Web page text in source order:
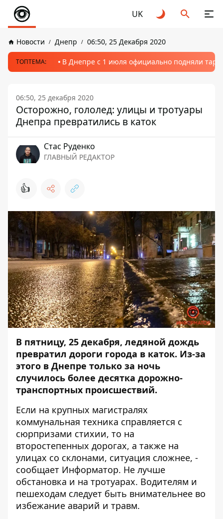
UK
Новости Днепр 06:50, 25 Декабря 2020
ТОПТЕМА: В Днепре с 1 июля официально подняли
06:50, 25 декабря 2020
Осторожно, гололед: улицы и тротуары
Днепра превратились в каток
Стаc Руденко
ГЛАВНЫЙ РЕДАКТОР
👍
В пятницу, 25 декабря, ледяной дождь
превратил дороги города в каток. Из-за
этого в Днепре только за ночь
случилось более десятка дорожно-
транспортных происшествий.
Если на крупных магистралях
коммунальная техника справляется с
сюрпризами стихии, то на
второстепенных дорогах, а также на
улицах со склонами, ситуация сложнее, -
сообщает Информатор. Не лучше
обстановка и на тротуарах. Водителям и
пешеходам следует быть внимательнее во
избежание аварий и травм.